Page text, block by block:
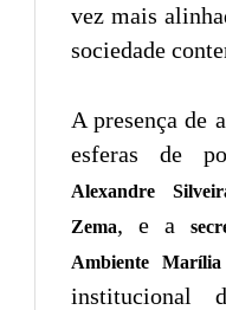
vez mais
sociedade
A presença de
esferas de
Alexandre
Zema, e a
Ambiente
institucional